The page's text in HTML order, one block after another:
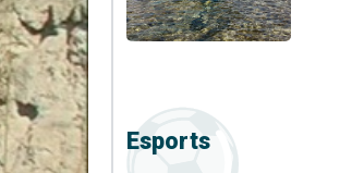
Esports